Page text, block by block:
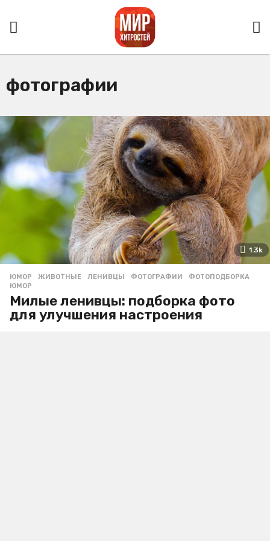
фотографии
1.3k
ЮМОР ЖИВОТНЫЕ ,ЛЕНИВЦЫ ,ФОТОГРАФИИ ,ФОТОПОДБОРКА
ЮМОР
Милые ленивцы: подборка фото
для улучшения настроения